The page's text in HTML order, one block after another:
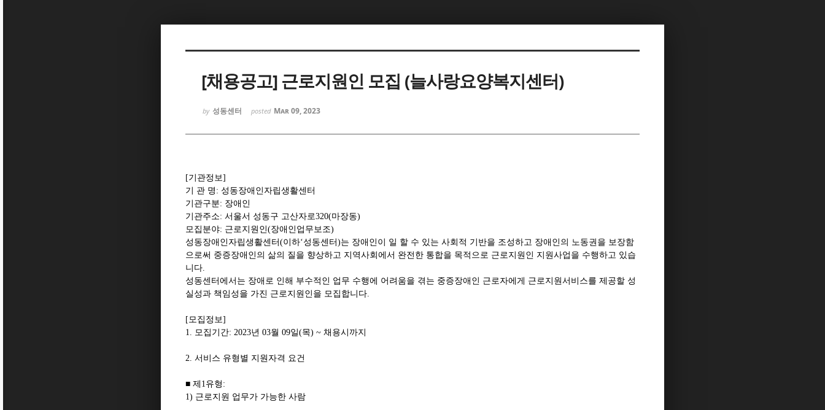
[채용공고] 근로지원인 모집 (늘사랑요양복지센터)
by 성동센터 posted Mar 09, 2023
[기관정보]
기 관 명 : 성동장애인자립생활센터
기관구분: 장애인
기관주소: 서울서 성동구 고산자로320(마장동)
모집분야: 근로지원인(장애인업무보조)
성동장애인자립생활센터 (이하‘성동센터 )는 장애인이 일 할 수 있는 사회적 기반을 조성하고 장애인의 노동권을 보장함
으로써 중증장애인의 삶의 질을 향상하고 지역사회에서 완전한 통합을 목적으로 근로지원인 지원사업을 수행하고 있습
니다.
성동센터에서는 장애로 인해 부수적인 업무 수행에 어려움을 겪는 중증장애인 근로자에게 근로지원서비스를 제공할 성
실성과 책임성을 가진 근로지원인을 모집합니다.
[모집정보]
1. 모집기간: 2023년 03월 09일(목) ~ 채용시까지
2. 서비스 유형별 지원자격 요건
■ 제 1유형 :
1) 근로지원 업무가 가능한 사람
Sketchbook5, 스케치북5
Sketchbook5, 스케치북5